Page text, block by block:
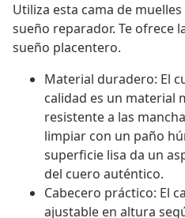
Utiliza esta cama de
sueño reparador. Te ofrece
sueño placentero.
Material duradero: El
calidad es un material
resistente a las
limpiar con un paño
superficie lisa da un
del cuero auténtico.
Cabecero práctico: El
ajustable en altura